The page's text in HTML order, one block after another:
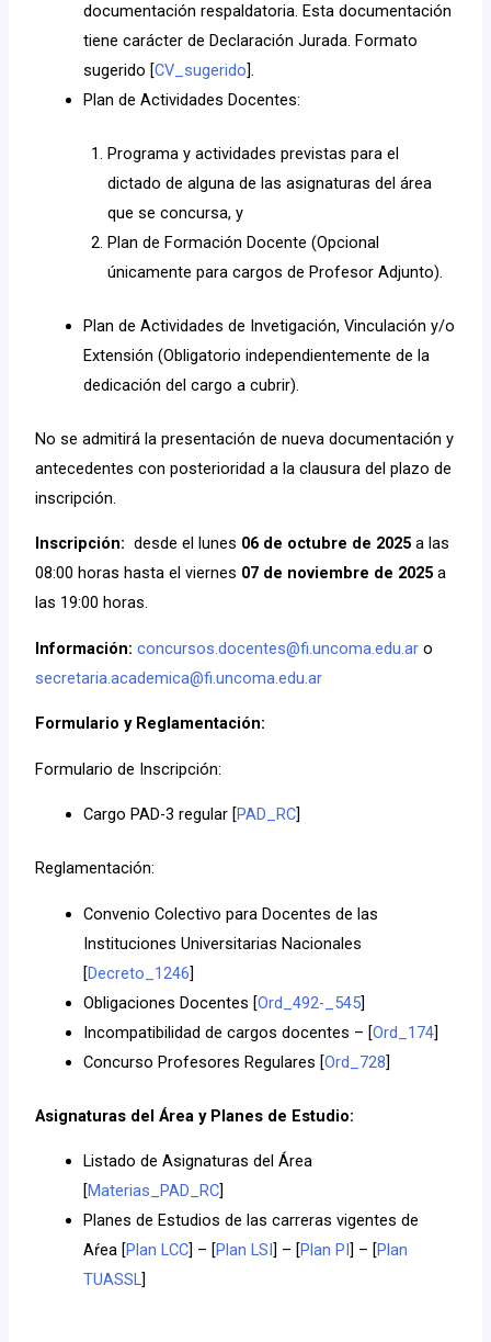
documentación respaldatoria. Esta documentación
tiene carácter de Declaración Jurada. Formato
sugerido [CV_sugerido].
Plan de Actividades Docentes:
Programa y actividades previstas para el
dictado de alguna de las asignaturas del área
que se concursa, y
Plan de Formación Docente (Opcional
únicamente para cargos de Profesor Adjunto).
Plan de Actividades de Invetigación, Vinculación y/o
Extensión (Obligatorio independientemente de la
dedicación del cargo a cubrir).
No se admitirá la presentación de nueva documentación y
antecedentes con posterioridad a la clausura del plazo de
inscripción.
Inscripción: desde el lunes 06 de octubre de 2025a las
08:00 horas hasta el viernes 07 de noviembre de 2025a
las 19:00 horas.
Información: concursos.docentes@fi.uncoma.edu.ar o
secretaria.academica@fi.uncoma.edu.ar
Formulario y Reglamentación:
Formulario de Inscripción:
Cargo PAD-3 regular [PAD_RC]
Reglamentación:
Convenio Colectivo para Docentes de las
Instituciones Universitarias Nacionales
[Decreto_1246]
Obligaciones Docentes [Ord_492-_545]
Incompatibilidad de cargos docentes – [Ord_174]
Concurso Profesores Regulares [Ord_728]
Asignaturas del Área y Planes de Estudio:
Listado de Asignaturas del Área
[Materias_PAD_RC]
Planes de Estudios de las carreras vigentes de
Aŕea [Plan LCC] – [Plan LSI ] – [Plan PI ] – [Plan
TUASSL]